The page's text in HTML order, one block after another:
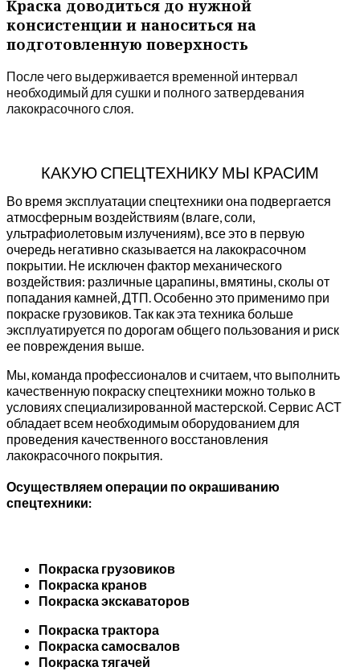
Краска доводиться до нужной
консистенции и наноситься на
подготовленную поверхность
После чего выдерживается временной интервал
необходимый для сушки и полного затвердевания
лакокрасочного слоя.
КАКУЮ СПЕЦТЕХНИКУ МЫ КРАСИМ
Во время эксплуатации спецтехники она подвергается
атмосферным воздействиям (влаге, соли,
ультрафиолетовым излучениям), все это в первую
очередь негативно сказывается на лакокрасочном
покрытии. Не исключен фактор механического
воздействия: различные царапины, вмятины, сколы от
попадания камней, ДТП. Особенно это применимо при
покраске грузовиков. Так как эта техника больше
эксплуатируется по дорогам общего пользования и риск
ее повреждения выше.
Мы, команда профессионалов и считаем, что выполнить
качественную покраску спецтехники можно только в
условиях специализированной мастерской. Сервис АСТ
обладает всем необходимым оборудованием для
проведения качественного восстановления
лакокрасочного покрытия.
Осуществляем операции по окрашиванию
спецтехники:
Покраска грузовиков
Покраска кранов
Покраска экскаваторов
Покраска трактора
Покраска самосвалов
Покраска тягачей